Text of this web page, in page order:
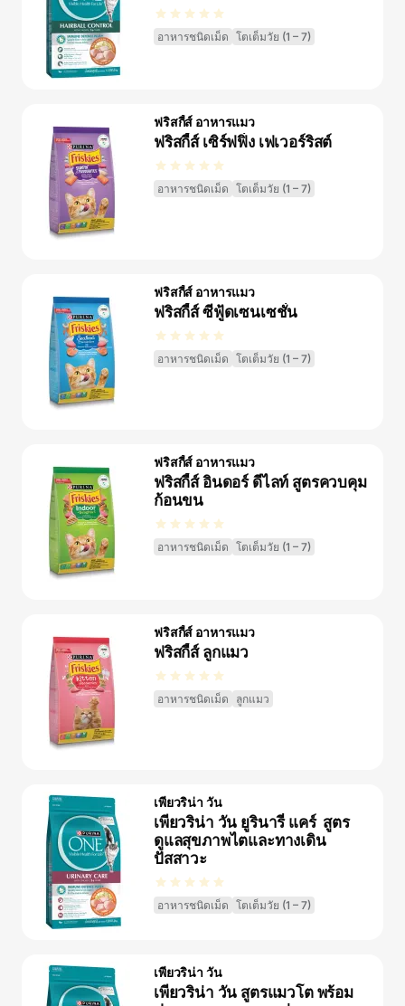
อาหารชนิดเม็ด โตเต็มวัย (1 – 7)
ฟริสกี้ส์ อาหารแมว
ฟริสกี้ส์ เซิร์ฟฟิ่ง เฟเวอร์ริสต์
อาหารชนิดเม็ด โตเต็มวัย (1 – 7)
ฟริสกี้ส์ อาหารแมว
ฟริสกี้ส์ ซีฟู้ดเซนเซชั่น
อาหารชนิดเม็ด โตเต็มวัย (1 – 7)
ฟริสกี้ส์ อาหารแมว
ฟริสกี้ส์ อินดอร์ ดีไลท์ สูตรควบคุม
ก้อนขน
อาหารชนิดเม็ด โตเต็มวัย (1 – 7)
ฟริสกี้ส์ อาหารแมว
ฟริสกี้ส์ ลูกแมว
อาหารชนิดเม็ด ลูกแมว
เพียวริน่า วัน
เพียวริน่า วัน ยูรินารี่ แคร์ ​ สูตร
ดูแลสุขภาพไตและทางเดิน
ปัสสาวะ​
อาหารชนิดเม็ด โตเต็มวัย (1 – 7)
เพียวริน่า วัน
เพียวริน่า วัน สูตรแมวโต พร้อม